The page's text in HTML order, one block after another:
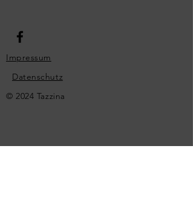
Impressum
Datenschutz
© 2024 Tazzina